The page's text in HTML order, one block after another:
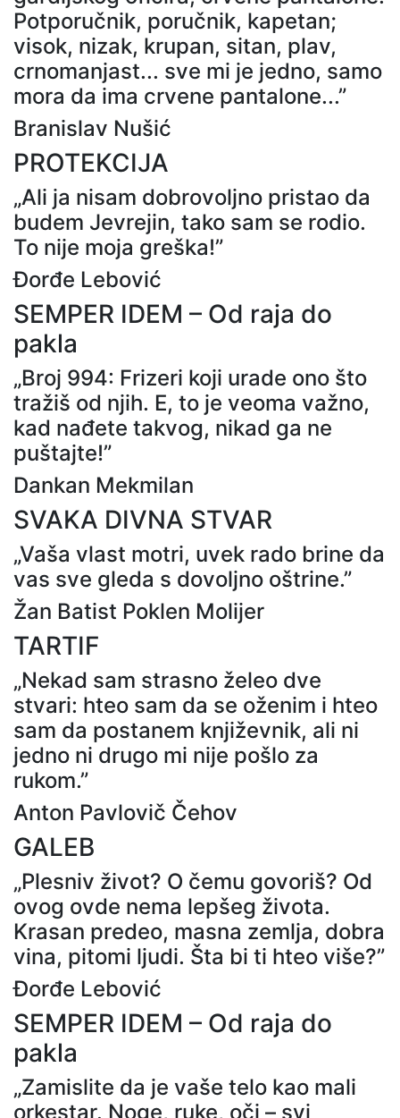
Potporučnik, poručnik, kapetan;
visok, nizak, krupan, sitan, plav,
crnomanjast... sve mi je jedno, samo
mora da ima crvene pantalone...”
Branislav Nušić
PROTEKCIJA
„Ali ja nisam dobrovoljno pristao da
budem Jevrejin, tako sam se rodio.
To nije moja greška!”
Đorđe Lebović
SEMPER IDEM – Od raja do
pakla
„Broj 994: Frizeri koji urade ono što
tražiš od njih. E, to je veoma važno,
kad nađete takvog, nikad ga ne
puštajte!”
Dankan Mekmilan
SVAKA DIVNA STVAR
„Vaša vlast motri, uvek rado brine da
vas sve gleda s dovoljno oštrine.”
Žan Batist Poklen Molijer
TARTIF
„Nekad sam strasno želeo dve
stvari: hteo sam da se oženim i hteo
sam da postanem književnik, ali ni
jedno ni drugo mi nije pošlo za
rukom.”
Anton Pavlovič Čehov
GALEB
„Plesniv život? O čemu govoriš? Od
ovog ovde nema lepšeg života.
Krasan predeo, masna zemlja, dobra
vina, pitomi ljudi. Šta bi ti hteo više?”
Đorđe Lebović
SEMPER IDEM – Od raja do
pakla
„Zamislite da je vaše telo kao mali
orkestar. Noge, ruke, oči – svi